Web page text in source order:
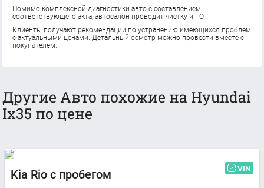
Помимо комплексной диагностики авто с составлением
соответствующего акта, автосалон проводит чистку и ТО.
Клиенты получают рекомендации по устранению имеющихся проблем
с актуальными ценами. Детальный осмотр можно провести вместе с
покупателем.
Другие Авто похожие на Hyundai
Ix35 по цене
Kia Rio с пробегом VIN